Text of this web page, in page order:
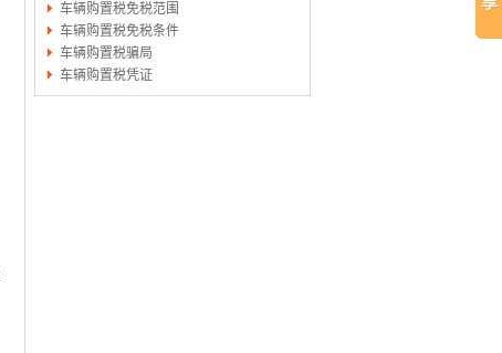
车辆购置税免税范围
车辆购置税免税条件
车辆购置税骗局
车辆购置税凭证